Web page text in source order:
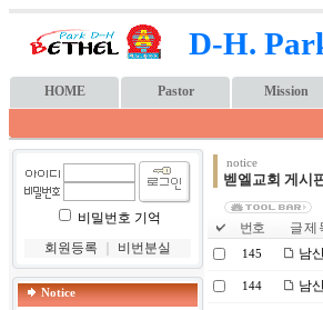
D-H.
HOME Pastor Mission
비밀번호 기억
회원등록
비번분실
Notice
notice
벧엘교회 게시
번호 글 제
145 남
144 남